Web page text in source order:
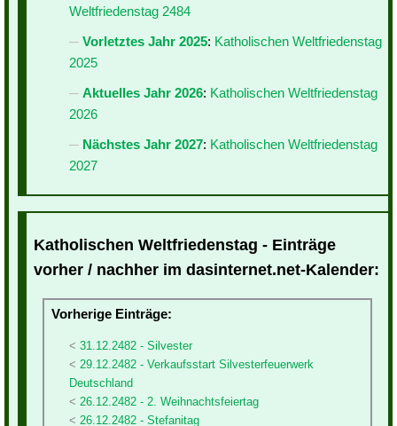
Weltfriedenstag 2484
Vorletztes Jahr 2025: Katholischen Weltfriedenstag
2025
Aktuelles Jahr 2026: Katholischen Weltfriedenstag
2026
Nächstes Jahr 2027: Katholischen Weltfriedenstag
2027
Katholischen Weltfriedenstag - Einträge
vorher / nachher im dasinternet.net-Kalender:
Vorherige Einträge:
31.12.2482 - Silvester
29.12.2482 - Verkaufsstart Silvesterfeuerwerk
Deutschland
26.12.2482 - 2. Weihnachtsfeiertag
26.12.2482 - Stefanitag